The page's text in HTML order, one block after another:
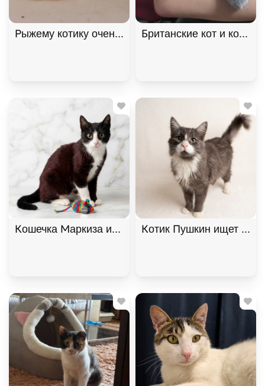
Рыжему котику очень нужен дом! В дар!, Рыжий,
Британские кот и
Кошечка Маркиза ищет дом. В дар!, Черный с
Котик Пушкин ищет